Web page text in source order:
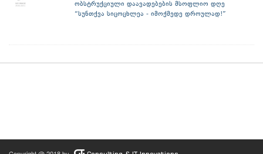
ობსტრუქციული დაავადებების მსოფლიო დღე
“სუნთქვა სიცოცხლეა - იმოქმედე დროულად!”